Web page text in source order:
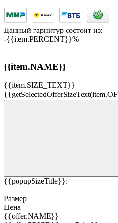
Данный гарнитур состоит из:
-{{item.PERCENT}}%
{{item.NAME}}
{{item.SIZE_TEXT}}
{{popupSizeTitle}}:
Размер
Цена
{{offer.NAME}}